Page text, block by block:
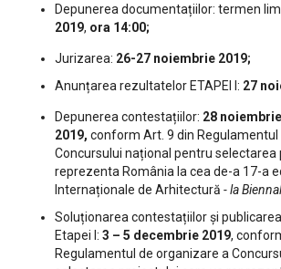
Depunerea documentațiilor: termen
2019, ora 14:00;
Jurizarea: 26-27 noiembrie 2019;
Anunțarea rezultatelor ETAPEI I: 27
Depunerea contestațiilor: 28
2019, conform Art. 9 din Regulamentul
Concursului național pentru selectarea
reprezenta România la cea de-a 17-a
Internaționale de Arhitectură - la
Soluționarea contestațiilor și
Etapei I: 3 – 5 decembrie 2019,
Regulamentul de organizare a